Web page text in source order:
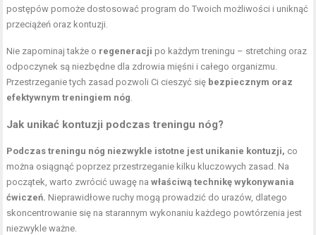
postępów pomoże dostosować program do Twoich możliwości i uniknąć
przeciążeń oraz kontuzji.
Nie zapominaj także o regeneracji po każdym treningu – stretching oraz
odpoczynek są niezbędne dla zdrowia mięśni i całego organizmu.
Przestrzeganie tych zasad pozwoli Ci cieszyć się bezpiecznym oraz
efektywnym treningiem nóg.
Jak unikać kontuzji podczas treningu nóg?
Podczas treningu nóg niezwykle istotne jest unikanie kontuzji, co
można osiągnąć poprzez przestrzeganie kilku kluczowych zasad. Na
początek, warto zwrócić uwagę nawłaściwą technikę wykonywania
ćwiczeń. Nieprawidłowe ruchy mogą prowadzić do urazów, dlatego
skoncentrowanie się na starannym wykonaniu każdego powtórzenia jest
niezwykle ważne.